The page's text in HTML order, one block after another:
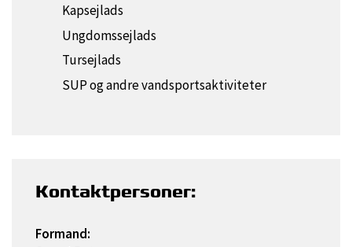
Kapsejlads
Ungdomssejlads
Tursejlads
SUP og andre vandsportsaktiviteter
Kontaktpersoner:
Formand: